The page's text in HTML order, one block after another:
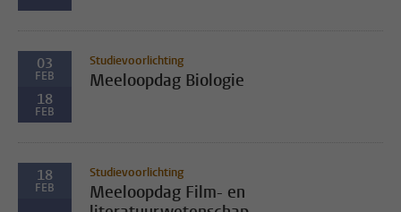
03
FEB
18
FEB
Studievoorlichting
Meeloopdag Biologie
18
FEB
Studievoorlichting
Meeloopdag Film- en